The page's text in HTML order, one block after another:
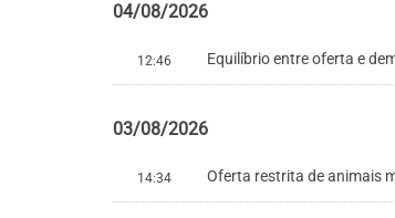
04/08/2026
12:46 Equilíbrio entre oferta e
03/08/2026
14:34 Oferta restrita de animais